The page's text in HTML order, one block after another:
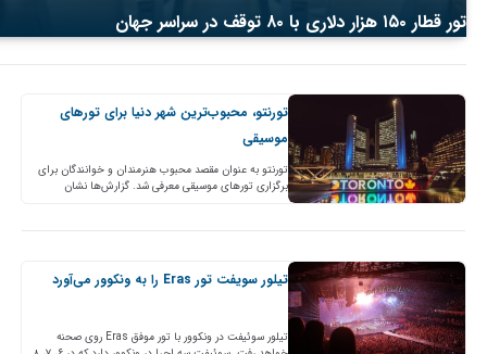
تور قطار ۱۵۰ هزار دلاری با ۸۰ توقف در سراسر جهان
تورنتو، محبوب‌ترین شهر دنیا برای تورهای
موسیقی
تورنتو به عنوان مقصد محبوب هنرمندان و خوانندگان برای
برگزاری تورهای موسیقی معرفی شد. گزارش‌ها نشان
تیلور سویفت تور Eras را به ونکوور می‌آورد
تیلور سوئیفت در ونکوور با تور موفق Eras روی صحنه